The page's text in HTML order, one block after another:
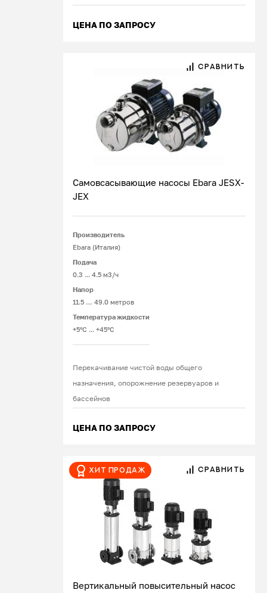
ЦЕНА ПО ЗАПРОСУ
СРАВНИТЬ
Самовсасывающие насосы Ebara JESX-
JEX
Производитель
Ebara (Италия)
Подача
0.3 ... 4.5 м3/ч
Напор
11.5 … 49.0 метров
Температура жидкости
+5°С ... +45°С
Перекачивание чистой воды общего
назначения, опорожнение резервуаров и
бассейнов
ЦЕНА ПО ЗАПРОСУ
Хит продаж СРАВНИТЬ
Вертикальный повысительный насос